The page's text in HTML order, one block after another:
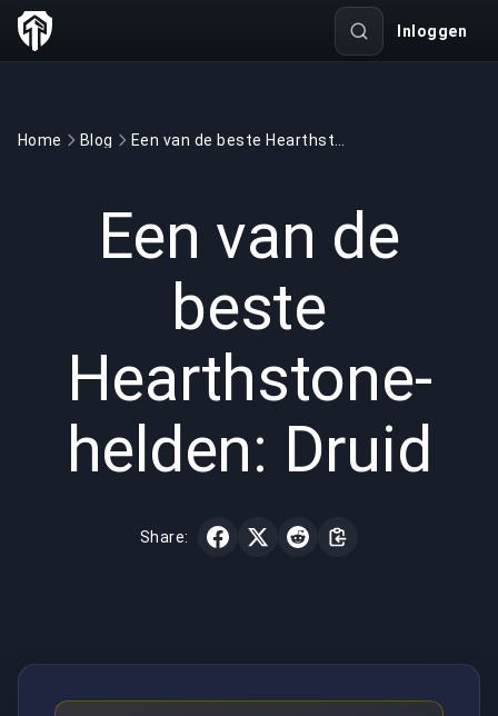
Inloggen
Home Blog
Een van de
beste
Hearthstone-
helden: Druid
Share: